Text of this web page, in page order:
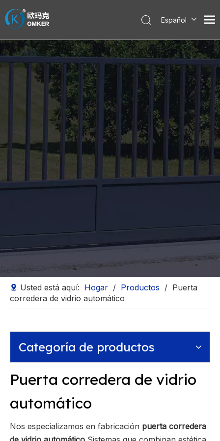
Español
العربية
한국어
Usted está aquí: Hogar / Productos / Puerta
corredera de vidrio automático
Categoría de productos
Puerta corredera de vidrio
automático
Nos especializamos en fabricación puerta corredera